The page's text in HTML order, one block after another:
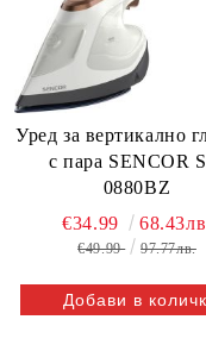
Уред за вертикално
с пара SENCOR
0880BZ
€34.99
€49.99 97.77лв.